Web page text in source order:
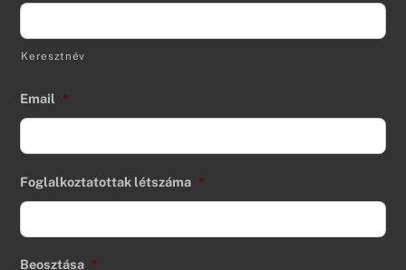
Keresztnév
Email *
Foglalkoztatottak létszáma *
Beosztása *